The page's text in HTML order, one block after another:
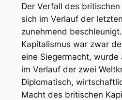
Der Verfall des
sich im Verlauf der
zunehmend
Kapitalismus war zwar
eine Siegermacht, wurde
im Verlauf der zwei
Diplomatisch,
Macht des britischen